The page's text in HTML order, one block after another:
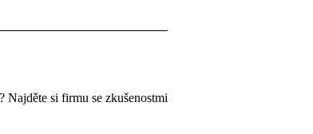
Najděte si firmu se zkušenostmi